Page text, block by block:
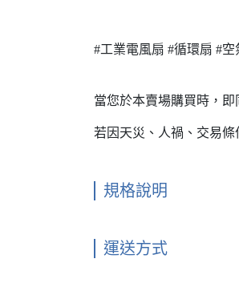
#工業電風扇 #循環扇 #
當您於本賣場購買時，
若因天災、人禍、交易
規格說明
運送方式